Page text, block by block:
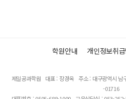
학원안내 개인정보취
제일공과학원 대표 : 장경옥 주소 : 대구광역시 남
-01716